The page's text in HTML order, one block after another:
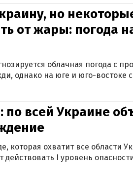
но
от жары: погода
облачная погода с
однако на юге и юго-востоке
всей Украине
которая охватит все области
действовать I уровень